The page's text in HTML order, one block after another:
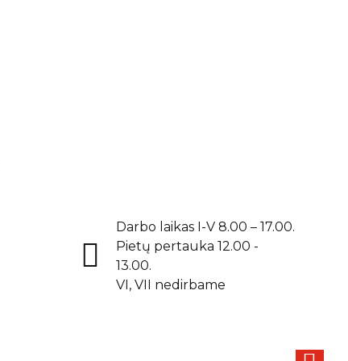
Darbo laikas I-V 8.00 – 17.00.
Pietų pertauka 12.00 -
13.00.
VI, VII nedirbame